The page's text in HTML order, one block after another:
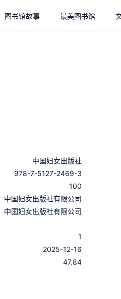
图书馆故事 最美图书馆
中国妇女出版社
978-7-5127-2469-3
100
中国妇女出版社有限公司
中国妇女出版社有限公司
1
2025-12-16
47.84